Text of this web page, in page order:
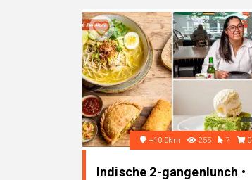
+10.0km 255 7 0
Indische 2-gangenlunch •